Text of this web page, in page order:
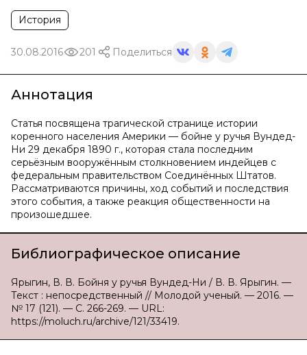
История
30.08.2016 201 Поделиться
Аннотация
Статья посвящена трагической странице истории
коренного населения Америки — бойне у ручья Вундед-
Ни 29 декабря 1890 г., которая стала последним
серьёзным вооружённым столкновением индейцев с
федеральным правительством Соединённых Штатов.
Рассматриваются причины, ход событий и последствия
этого события, а также реакция общественности на
произошедшее.
Библиографическое описание
Ярыгин, В. В. Бойня у ручья Вундед-Ни / В. В. Ярыгин. —
Текст : непосредственный // Молодой ученый. — 2016. —
№ 17 (121). — С. 266-269. — URL:
https://moluch.ru/archive/121/33419.